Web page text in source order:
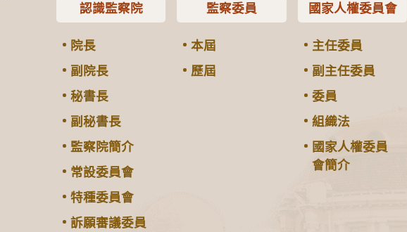
認識監察院
院長
副院長
秘書長
副秘書長
監察院簡介
常設委員會
特種委員會
訴願審議委員
監察委員
本屆
歷屆
國家人權委員會
主任委員
副主任委員
委員
組織法
國家人權委員
會簡介